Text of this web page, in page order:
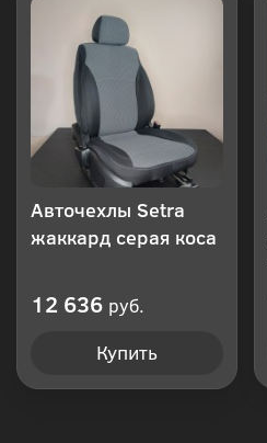
Авточехлы Setra
жаккард серая коса
12 636 руб.
Купить